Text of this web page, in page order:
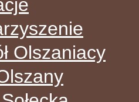
Olszaniacy